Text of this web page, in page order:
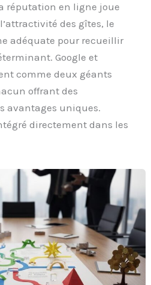
réputation en ligne joue
des gîtes, le
adéquate pour recueillir
Google et
comme deux géants
offrant des
avantages uniques.
directement dans les